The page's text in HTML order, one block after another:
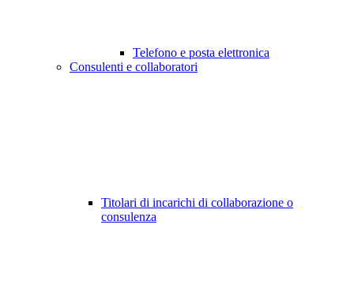
Telefono e posta elettronica
Consulenti e collaboratori
Titolari di incarichi di collaborazione o
consulenza